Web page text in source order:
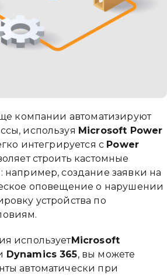
компании автоматизируют
используя Microsoft Power
интегрируется с Power
строить кастомные
например, создание заявки на
оповещение о нарушении
устройства по
используетMicrosoft
Dynamics 365, вы можете
автоматически при